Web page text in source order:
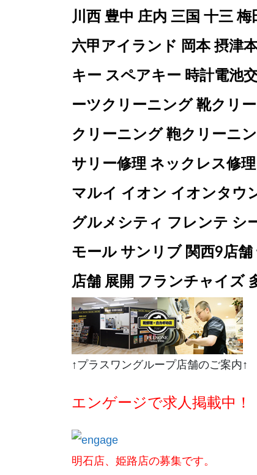
川西 豊中 庄内 三国 十三
六甲アイランド 岡本 摂津
キー スペアキー 時計電池
ーツクリーニング 靴クリ
クリーニング 鞄クリーニ
サリー修理 ネックレス修
マルイ イオン イオンタウ
グルメシティ フレンテ シ
モール サンリブ 関西9店
店舗 展開 フランチャイズ
↑プラスワングループ店舗のご案内↑
エンゲージで求人掲載中！
明石店、姫路店の募集です。